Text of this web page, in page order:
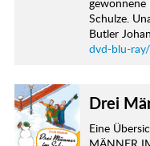
Schulze.
Butler
dvd-blu-
Drei
Eine
MÄNNER